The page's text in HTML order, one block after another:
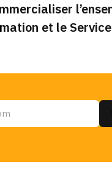
et le Service